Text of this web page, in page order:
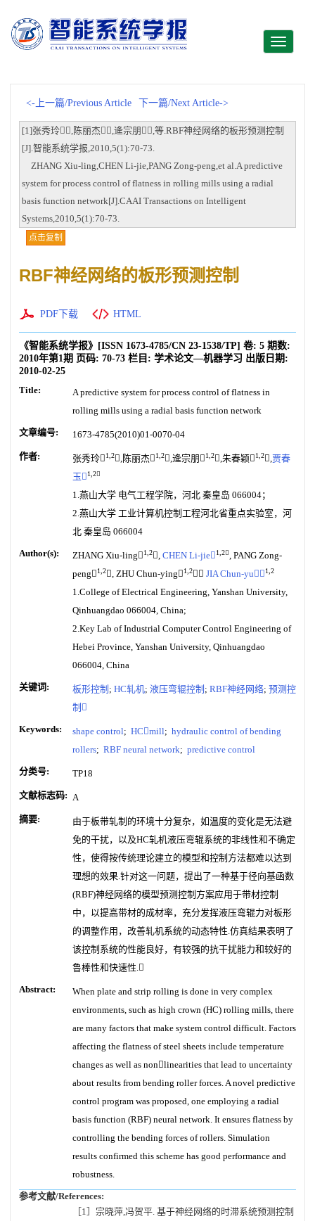
Toggle
<-上一篇/Previous Article 下一篇/Next Article->
[1]张秀玲,陈丽杰,逄宗朋,等.RBF神经网络的板形预测控制
[J].智能系统学报,2010,5(1):70-73.
ZHANG Xiu-ling,CHEN Li-jie,PANG Zong-peng,et al.A predictive
system for process control of flatness in rolling mills using a radial
basis function network[J].CAAI Transactions on Intelligent
Systems,2010,5(1):70-73.
点击复制
RBF神经网络的板形预测控制
PDF下载 HTML
《智能系统学报》 [ISSN 1673-4785/CN 23-1538/TP] 卷: 5 期数:
2010年第1期 页码: 70-73 栏目: 学术论文—机器学习 出版日期:
2010-02-25
Title:
A predictive system for process control of flatness in
rolling mills using a radial basis function network
文章编号: 1673-4785(2010)01-0070-04
作者: 张秀玲1,2,陈丽杰1,2,逄宗朋1,2,朱春颖1,2,贾春
玉 1,2
1.燕山大学 电气工程学院，河北 秦皇岛 066004；
2.燕山大学 工业计算机控制工程河北省重点实验室，河
北 秦皇岛 066004
Author(s): ZHANG Xiu-ling1,2, CHEN Li-jie 1,2, PANG Zong-
peng1,2, ZHU Chun-ying1,2， JIA Chun-yu 1,2
1.College of Electrical Engineering, Yanshan University,
Qinhuangdao 066004, China;
2.Key Lab of Industrial Computer Control Engineering of
Hebei Province, Yanshan University, Qinhuangdao
066004, China
关键词: 板形控制 ; HC轧机; 液压弯辊控制 ; RBF神经网络; 预测控
制
Keywords: shape control; HCmill; hydraulic control of bending
rollers; RBF neural network; predictive control
分类号: TP18
文献标志码: A
摘要:
由于板带轧制的环境十分复杂，如温度的变化是无法避
免的干扰，以及HC轧机液压弯辊系统的非线性和不确定
性，使得按传统理论建立的模型和控制方法都难以达到
理想的效果.针对这一问题，提出了一种基于径向基函数
(RBF)神经网络的模型预测控制方案应用于带材控制
中，以提高带材的成材率，充分发挥液压弯辊力对板形
的调整作用，改善轧机系统的动态特性.仿真结果表明了
该控制系统的性能良好，有较强的抗干扰能力和较好的
鲁棒性和快速性.
Abstract:
When plate and strip rolling is done in very complex
environments, such as high crown (HC) rolling mills, there
are many factors that make system control difficult. Factors
affecting the flatness of steel sheets include temperature
changes as well as nonlinearities that lead to uncertainty
about results from bending roller forces. A novel predictive
control program was proposed, one employing a radial
basis function (RBF) neural network. It ensures flatness by
controlling the bending forces of rollers. Simulation
results confirmed this scheme has good performance and
robustness.
参考文献/References:
［1］宗晓萍,冯贺平. 基于神经网络的时滞系统预测控制